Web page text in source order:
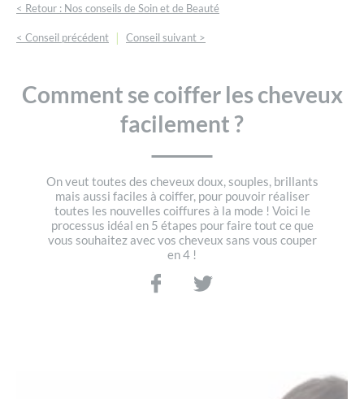
< Retour : Nos conseils de Soin et de Beauté
< Conseil précédent | Conseil suivant >
Comment se coiffer les cheveux
facilement ?
On veut toutes des cheveux doux, souples, brillants
mais aussi faciles à coiffer, pour pouvoir réaliser
toutes les nouvelles coiffures à la mode ! Voici le
processus idéal en 5 étapes pour faire tout ce que
vous souhaitez avec vos cheveux sans vous couper
en 4 !